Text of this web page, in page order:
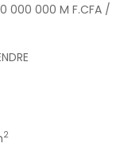
000 000 M F.CFA /
2